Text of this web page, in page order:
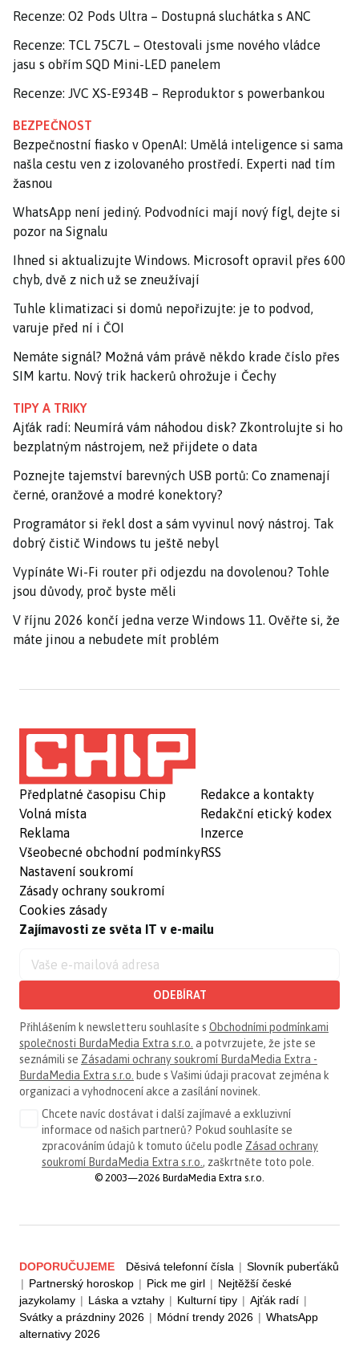
Recenze: O2 Pods Ultra – Dostupná sluchátka s ANC
Recenze: TCL 75C7L – Otestovali jsme nového vládce
jasu s obřím SQD Mini-LED panelem
Recenze: JVC XS-E934B – Reproduktor s powerbankou
BEZPEČNOST
Bezpečnostní fiasko v OpenAI: Umělá inteligence si sama
našla cestu ven z izolovaného prostředí. Experti nad tím
žasnou
WhatsApp není jediný. Podvodníci mají nový fígl, dejte si
pozor na Signalu
Ihned si aktualizujte Windows. Microsoft opravil přes 600
chyb, dvě z nich už se zneužívají
Tuhle klimatizaci si domů nepořizujte: je to podvod,
varuje před ní i ČOI
Nemáte signál? Možná vám právě někdo krade číslo přes
SIM kartu. Nový trik hackerů ohrožuje i Čechy
TIPY A TRIKY
Ajťák radí: Neumírá vám náhodou disk? Zkontrolujte si ho
bezplatným nástrojem, než přijdete o data
Poznejte tajemství barevných USB portů: Co znamenají
černé, oranžové a modré konektory?
Programátor si řekl dost a sám vyvinul nový nástroj. Tak
dobrý čistič Windows tu ještě nebyl
Vypínáte Wi-Fi router při odjezdu na dovolenou? Tohle
jsou důvody, proč byste měli
V říjnu 2026 končí jedna verze Windows 11. Ověřte si, že
máte jinou a nebudete mít problém
Předplatné časopisu Chip
Volná místa
Reklama
Všeobecné obchodní podmínky
Nastavení soukromí
Zásady ochrany soukromí
Cookies zásady
Redakce a kontakty
Redakční etický kodex
Inzerce
RSS
Zajímavosti ze světa IT v e-mailu
ODEBÍRAT
Přihlášením k newsletteru souhlasíte s Obchodními podmínkami
společnosti BurdaMedia Extra s.r.o. a potvrzujete, že jste se
seznámili se Zásadami ochrany soukromí BurdaMedia Extra -
BurdaMedia Extra s.r.o. bude s Vašimi údaji pracovat zejména k
organizaci a vyhodnocení akce a zasílání novinek.
Chcete navíc dostávat i další zajímavé a exkluzivní
informace od našich partnerů? Pokud souhlasíte se
zpracováním údajů k tomuto účelu podle Zásad ochrany
soukromí BurdaMedia Extra s.r.o. , zaškrtněte toto pole.
© 2003—2026 BurdaMedia Extra s.r.o.
DOPORUČUJEME Děsivá telefonní čísla | Slovník puberťáků
| Partnerský horoskop | Pick me girl | Nejtěžší české
jazykolamy | Láska a vztahy | Kulturní tipy | Ajťák radí |
Svátky a prázdniny 2026 | Módní trendy 2026 | WhatsApp
alternativy 2026